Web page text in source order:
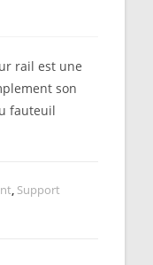
rail est une
son
fauteuil
, Support